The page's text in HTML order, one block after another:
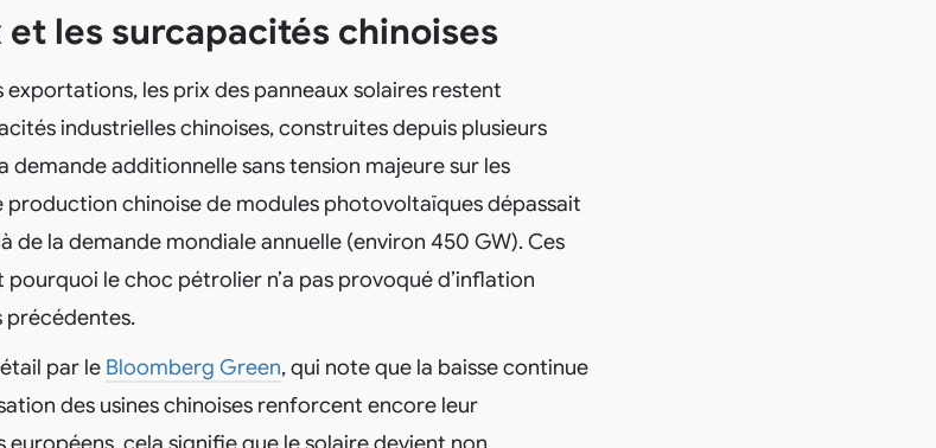
les surcapacités chinoises
exportations, les prix des panneaux solaires restent
industrielles chinoises, construites depuis plusieurs
demande additionnelle sans tension majeure sur les
production chinoise de modules photovoltaïques dépassait
de la demande mondiale annuelle (environ 450 GW). Ces
le choc pétrolier n’a pas provoqué d’inflation
précédentes.
par le Bloomberg Green, qui note que la baisse continue
des usines chinoises renforcent encore leur